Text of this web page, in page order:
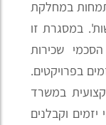
ההתמחות במחלקת
במסגרת זו
שכירות
בפרויקטים.
במשרד
יזמים וקבלנים